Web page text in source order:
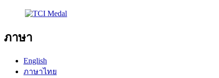
ภาษา
English
ภาษาไทย